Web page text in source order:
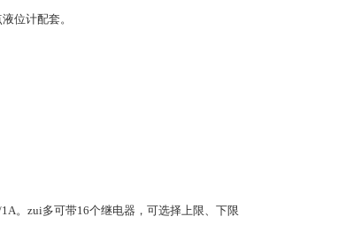
位计配套。
。zui多可带16个继电器， 可选择上限、下限